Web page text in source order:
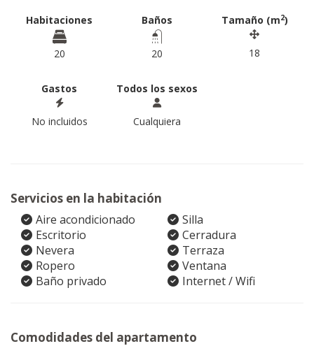
Habitaciones
20
Baños
20
Tamaño (m2)
18
Gastos
No incluidos
Todos los sexos
Cualquiera
Servicios en la habitación
Aire acondicionado
Silla
Escritorio
Cerradura
Nevera
Terraza
Ropero
Ventana
Baño privado
Internet / Wifi
Comodidades del apartamento